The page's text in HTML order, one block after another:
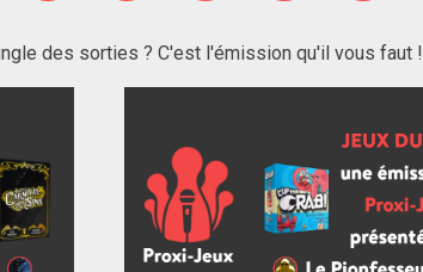
des sorties ? C'est l'émission qu'il vous faut !